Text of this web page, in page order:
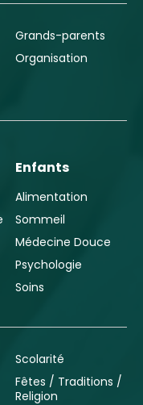
Grands-parents
Organisation
Enfants
Alimentation
Sommeil
Médecine Douce
Psychologie
Soins
Scolarité
Fêtes / Traditions /
Religion